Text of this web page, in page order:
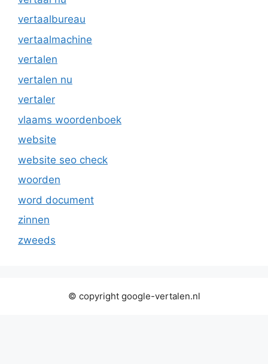
vertaalbureau
vertaalmachine
vertalen
vertalen nu
vertaler
vlaams woordenboek
website
website seo check
woorden
word document
zinnen
zweeds
© copyright google-vertalen.nl